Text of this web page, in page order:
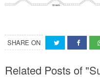
SHARE ON
Related Posts of